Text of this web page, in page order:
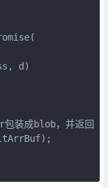
d)
装成blob，并返回